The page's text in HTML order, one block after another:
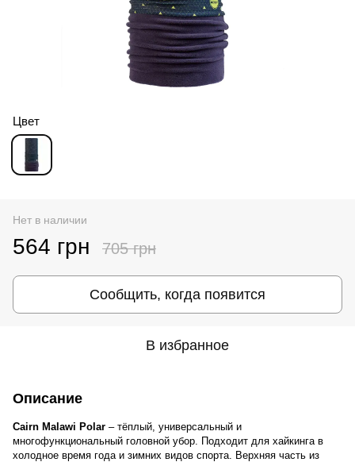
Цвет
Нет в наличии
564 грн 705 грн
Сообщить, когда появится
В избранное
Описание
Cairn Malawi Polar – тёплый, универсальный и
многофункциональный головной убор. Подходит для хайкинга в
холодное время года и зимних видов спорта. Верхняя часть из